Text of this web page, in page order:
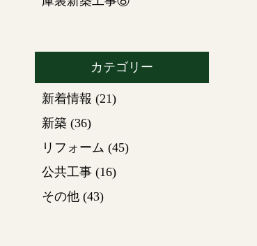
カテゴリー
新着情報 (21)
新築 (36)
リフォーム (45)
公共工事 (16)
その他 (43)